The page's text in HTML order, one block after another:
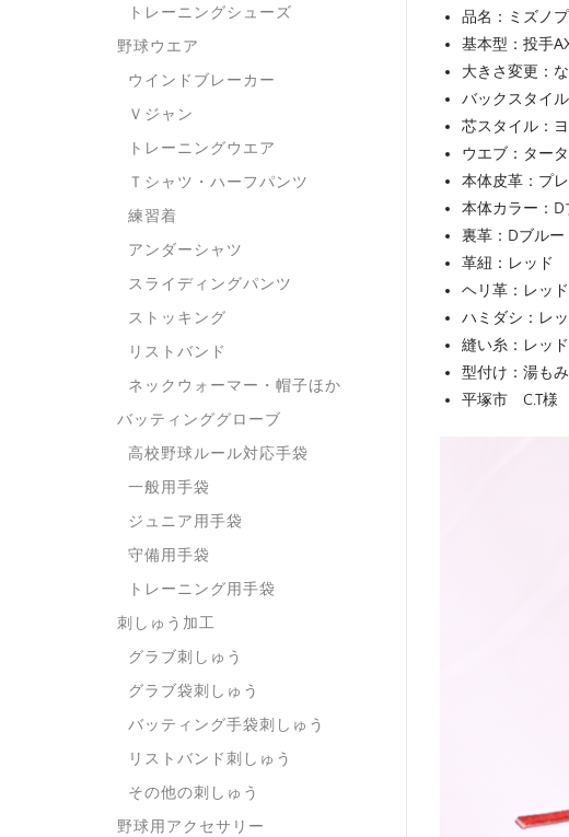
品名：ミズノ
基本型：投手
大きさ変更：
バックスタイ
芯スタイル：
ウエブ：ター
本体皮革：プ
本体カラー：D
裏革：Dブルー
革紐：レッド
ヘリ革：レッド
ハミダシ：レ
縫い糸：レッド
型付け：湯も
平塚市 C.T様
トレーニングシューズ
野球ウエア
ウインドブレーカー
Ｖジャン
トレーニングウエア
Ｔシャツ・ハーフパンツ
練習着
アンダーシャツ
スライディングパンツ
ストッキング
リストバンド
ネックウォーマー・帽子ほか
バッティンググローブ
高校野球ルール対応手袋
一般用手袋
ジュニア用手袋
守備用手袋
トレーニング用手袋
刺しゅう加工
グラブ刺しゅう
グラブ袋刺しゅう
バッティング手袋刺しゅう
リストバンド刺しゅう
その他の刺しゅう
野球用アクセサリー